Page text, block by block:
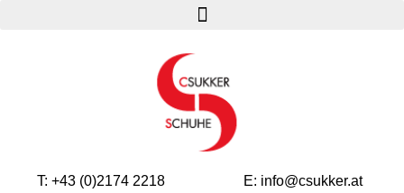
T: +43 (0)2174 2218 E: info@csukker.at